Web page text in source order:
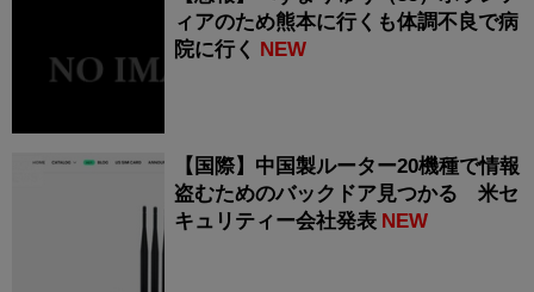
ィアのため熊本に行くも体調不良で病
院に行く NEW
【国際】中国製ルーター20機種で情報
盗むためのバックドア見つかる 米セ
キュリティー会社発表 NEW